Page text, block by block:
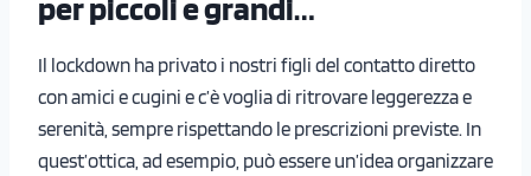
Il lockdown ha privato i nostri figli del contatto diretto
con amici e cugini e c’è voglia di ritrovare leggerezza e
serenità, sempre rispettando le prescrizioni previste. In
quest’ottica, ad esempio, può essere un’idea organizzare